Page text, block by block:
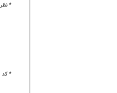
* نظر
* کد